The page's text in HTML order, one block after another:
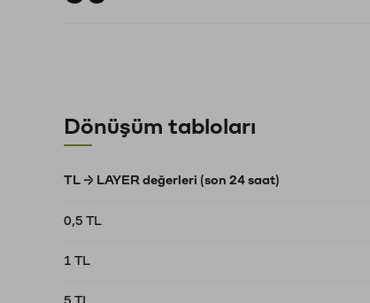
Dönüşüm tabloları
TL → LAYER değerleri (son 24 saat)
0,5 TL
1 TL